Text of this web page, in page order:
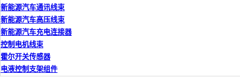
新能源汽车通讯线束
新能源汽车高压线束
新能源汽车充电连接器
控制电机线束
霍尔开关传感器
电液控制支架组件